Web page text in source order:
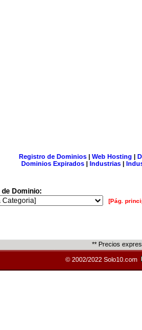
Registro de Dominios| Web Hosting |
Dominios Expirados | Industrias |
Dominio:
[Pág.
** Precios
© 2002/2022 Solo10.com